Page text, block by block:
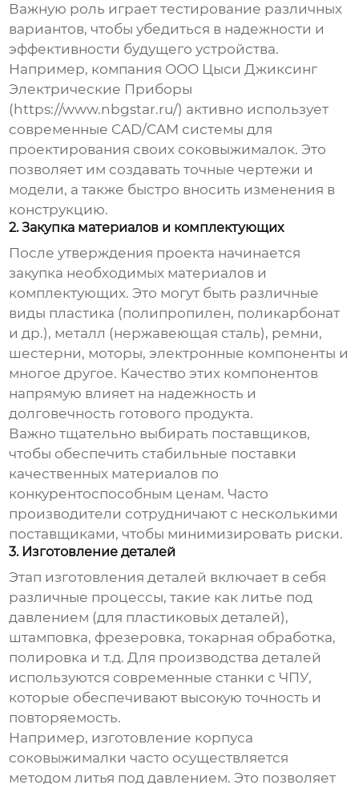
Важную роль играет тестирование различных
вариантов, чтобы убедиться в надежности и
эффективности будущего устройства.
Например, компания ООО Цыси Джиксинг
Электрические Приборы
(https://www.nbgstar.ru/) активно использует
современные CAD/CAM системы для
проектирования своих соковыжималок. Это
позволяет им создавать точные чертежи и
модели, а также быстро вносить изменения в
конструкцию.
2. Закупка материалов и комплектующих
После утверждения проекта начинается
закупка необходимых материалов и
комплектующих. Это могут быть различные
виды пластика (полипропилен, поликарбонат
и др.), металл (нержавеющая сталь), ремни,
шестерни, моторы, электронные компоненты и
многое другое. Качество этих компонентов
напрямую влияет на надежность и
долговечность готового продукта.
Важно тщательно выбирать поставщиков,
чтобы обеспечить стабильные поставки
качественных материалов по
конкурентоспособным ценам. Часто
производители сотрудничают с несколькими
поставщиками, чтобы минимизировать риски.
3. Изготовление деталей
Этап изготовления деталей включает в себя
различные процессы, такие как литье под
давлением (для пластиковых деталей),
штамповка, фрезеровка, токарная обработка,
полировка и т.д. Для производства деталей
используются современные станки с ЧПУ,
которые обеспечивают высокую точность и
повторяемость.
Например, изготовление корпуса
соковыжималки часто осуществляется
методом литья под давлением. Это позволяет